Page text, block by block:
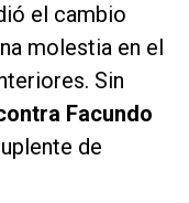
el cambio
molestia en el
Sin
Facundo
de